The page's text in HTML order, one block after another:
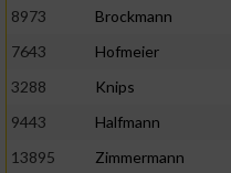
8973
Brockmann
7643
Hofmeier
3288
Knips
9443
Halfmann
13895
Zimmermann